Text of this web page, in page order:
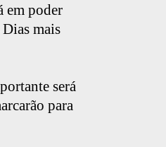
em poder
mais
será
para